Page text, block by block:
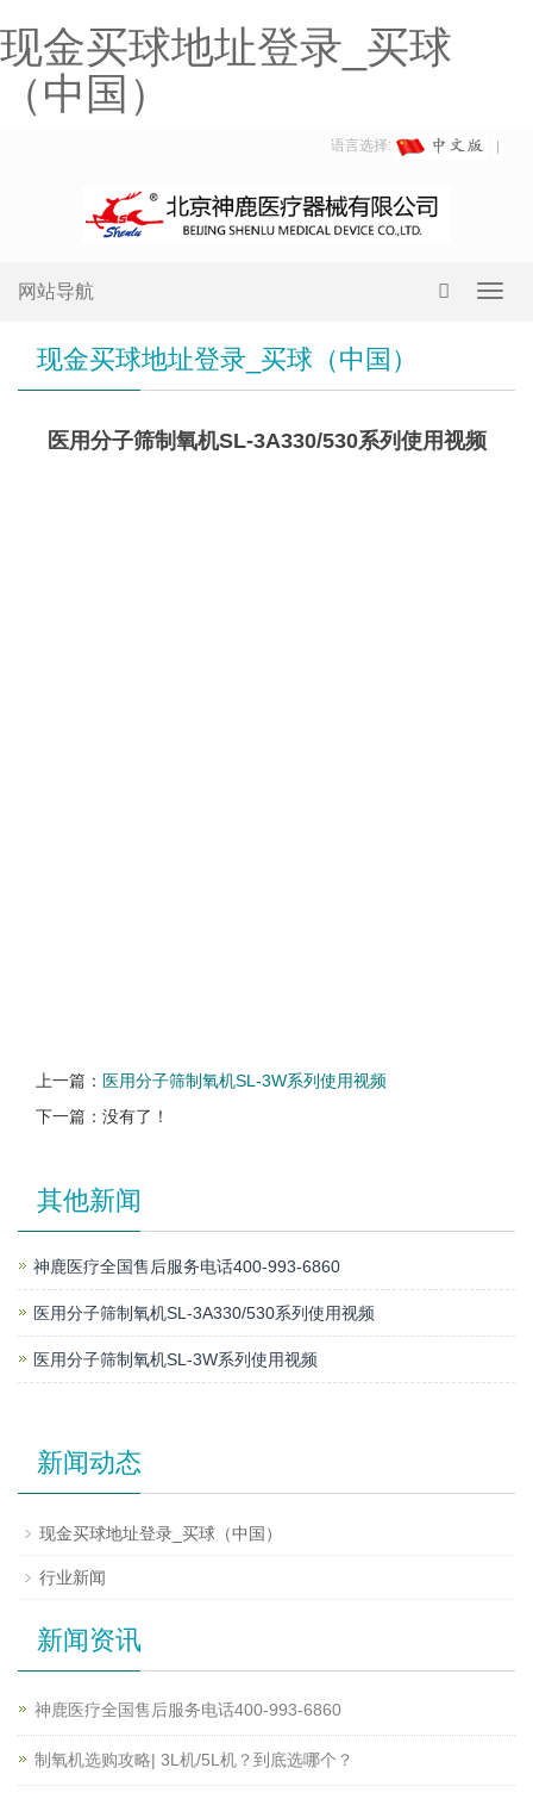
现金买球地址登录_买球
（中国）
语言选择:
网站导航
现金买球地址登录_买球（中国）
医用分子筛制氧机SL-3A330/530系列使用视频
上一篇： 医用分子筛制氧机SL-3W系列使用视频
下一篇：没有了！
其他新闻
神鹿医疗全国售后服务电话400-993-6860
医用分子筛制氧机SL-3A330/530系列使用视频
医用分子筛制氧机SL-3W系列使用视频
新闻动态
现金买球地址登录_买球（中国）
行业新闻
新闻资讯
神鹿医疗全国售后服务电话400-993-6860
制氧机选购攻略| 3L机/5L机？到底选哪个？